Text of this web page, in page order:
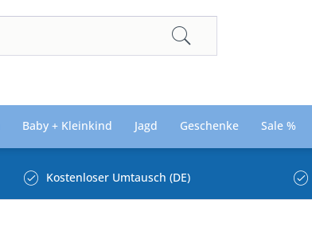
Baby + Kleinkind Jagd Geschenke Sale %
Kostenloser Umtausch (DE)